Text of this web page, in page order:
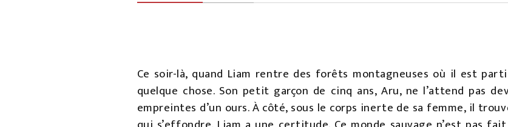
Ce soir-là, quand Liam rentre des forêts montagneuses où il est
quelque chose. Son petit garçon de cinq ans, Aru, ne l’attend pas
empreintes d’un ours. À côté, sous le corps inerte de sa femme, il